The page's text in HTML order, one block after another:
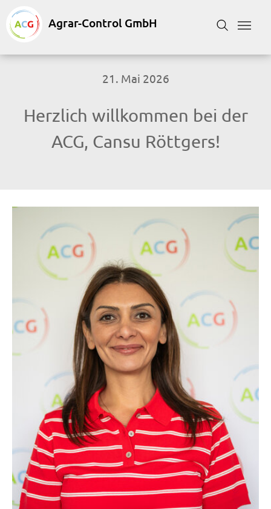
Skip to main content
Skip to page footer
21. Mai 2026
Herzlich willkommen bei der
ACG, Cansu Röttgers!